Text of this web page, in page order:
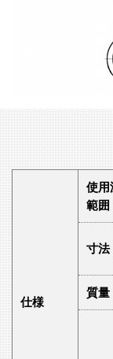
仕様
使用
範囲
寸法
質量